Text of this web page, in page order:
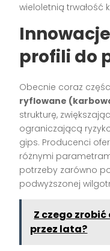
wieloletnią trwałość
profili do
Obecnie coraz
ryflowane
strukturę,
ograniczającą
gips. Producenci
różnymi
potrzeby zarówno
podwyższonej
Z czego
przez lata?